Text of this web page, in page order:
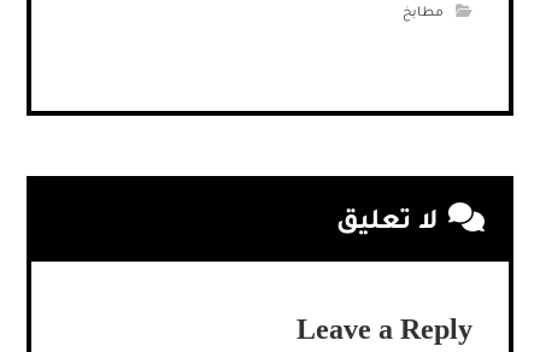
مطابخ
لا تعليق
Leave a Reply